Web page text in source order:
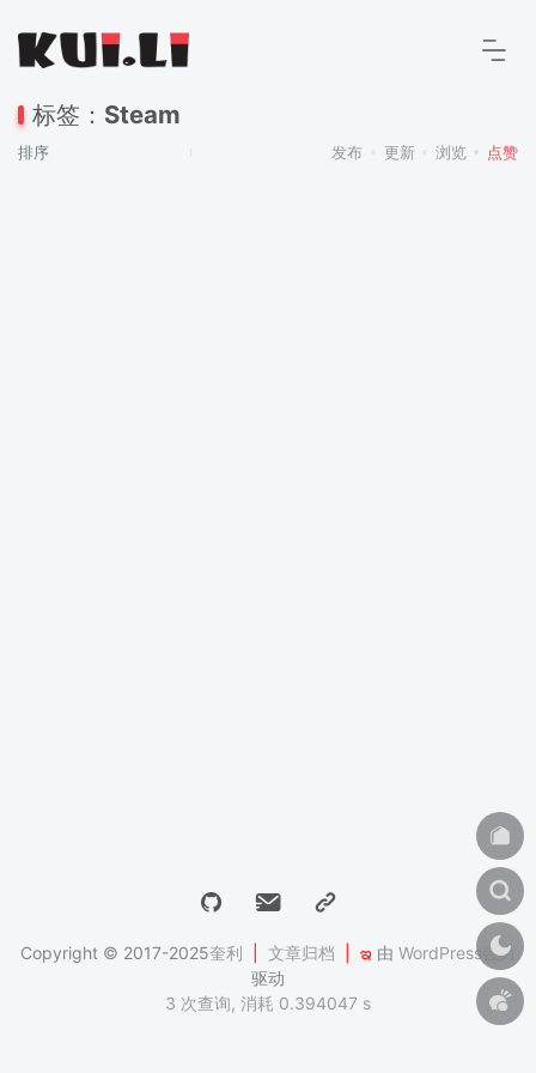
标签： Steam
排序 发布 更新 浏览 点赞
Copyright © 2017-2025奎利 文章归档 ఇ 由 WordPress 强力
驱动
3 次查询, 消耗 0.394047 s